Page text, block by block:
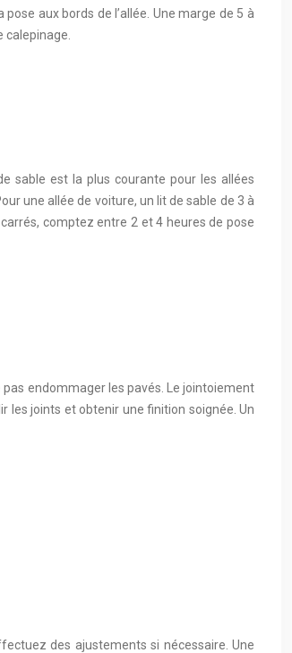
aux bords de l’allée. Une marge de 5 à
sable est la plus courante pour les allées
une allée de voiture, un lit de sable de 3 à
comptez entre 2 et 4 heures de pose
endommager les pavés. Le jointoiement
les joints et obtenir une finition soignée. Un
des ajustements si nécessaire. Une